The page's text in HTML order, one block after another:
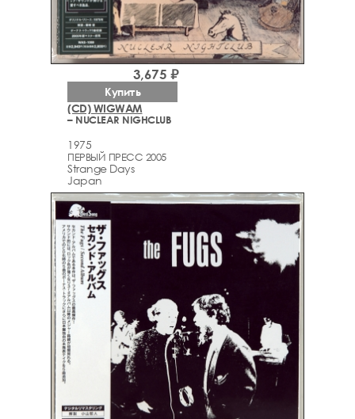
(CD) WIGWAM
– NUCLEAR NIGHCLUB
1975
ПЕРВЫЙ ПРЕСС 2005
Strange Days
Japan
3,675 ₽
Купить